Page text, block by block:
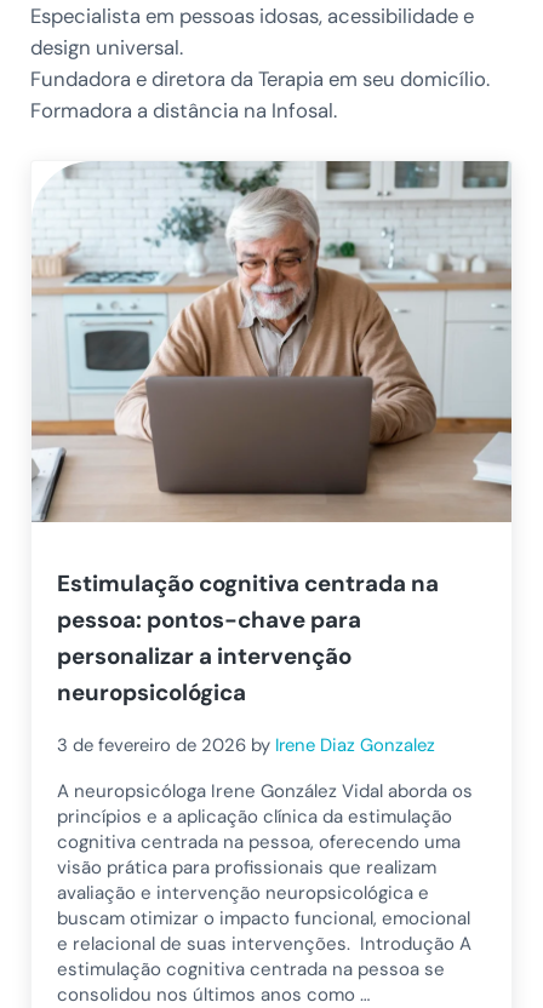
Especialista em pessoas idosas, acessibilidade e
design universal.
Fundadora e diretora da Terapia em seu domicílio.
Formadora a distância na Infosal.
Estimulação cognitiva centrada na
pessoa: pontos-chave para
personalizar a intervenção
neuropsicológica
3 de fevereiro de 2026 by Irene Diaz Gonzalez
A neuropsicóloga Irene González Vidal aborda os
princípios e a aplicação clínica da estimulação
cognitiva centrada na pessoa, oferecendo uma
visão prática para profissionais que realizam
avaliação e intervenção neuropsicológica e
buscam otimizar o impacto funcional, emocional
e relacional de suas intervenções. Introdução A
estimulação cognitiva centrada na pessoa se
consolidou nos últimos anos como …